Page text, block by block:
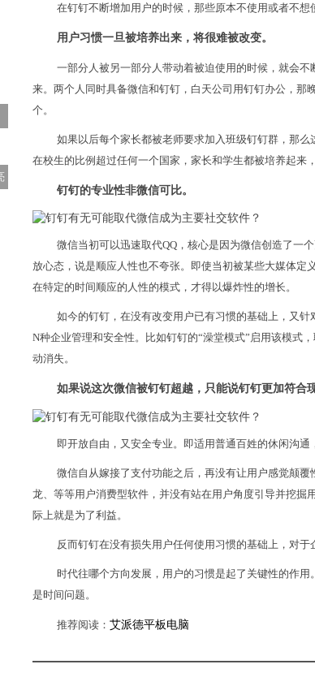
在钉钉不断增加用户的时候，那些原本不使用或者不想
用户习惯一旦被培养出来，将很难被改变。
一部分人被另一部分人带动着被迫使用的时候，就会
来。两个人同时具备微信和钉钉，白天公司用钉钉办公，那
个。
如果以后每个家长都被老师要求加入班级钉钉群，那
在校生的比例超过任何一个国家，家长和学生都被培养起来
钉钉的专业性非微信可比。
微信当初可以迅速取代QQ，核心是因为微信创造了一
放心态，说是顺应人性也不夸张。即使当初被某些大媒体定
在特定的时间顺应的人性的模式，才得以爆炸性的增长。
如今的钉钉，在没有改变用户已有习惯的基础上，又
N种企业管理和安全性。比如钉钉的“澡堂模式”启用该模式
动消失。
如果说这次微信被钉钉超越，只能说钉钉更加符合
即开放自由，又安全专业。即适用普通百姓的休闲沟通
微信自从嫁接了支付功能之后，再没有让用户感觉颠
龙、等等用户消费型软件，并没有站在用户角度引导并挖
际上就是为了利益。
反而钉钉在没有损失用户任何使用习惯的基础上，对
时代往哪个方向发展，用户的习惯是起了关键性的作
是时间问题。
推荐阅读： 艾派德平板电脑